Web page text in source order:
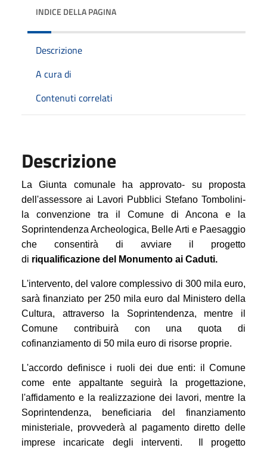
INDICE DELLA PAGINA
Descrizione
A cura di
Contenuti correlati
Descrizione
La Giunta comunale ha approvato- su proposta
dell'assessore ai Lavori Pubblici Stefano Tombolini-
la convenzione tra il Comune di Ancona e la
Soprintendenza Archeologica, Belle Arti e Paesaggio
che consentirà di avviare il progetto
di riqualificazione del Monumento ai Caduti.
L'intervento, del valore complessivo di 300 mila euro,
sarà finanziato per 250 mila euro dal Ministero della
Cultura, attraverso la Soprintendenza, mentre il
Comune contribuirà con una quota di
cofinanziamento di 50 mila euro di risorse proprie.
L'accordo definisce i ruoli dei due enti: il Comune
come ente appaltante seguirà la progettazione,
l'affidamento e la realizzazione dei lavori, mentre la
Soprintendenza, beneficiaria del finanziamento
ministeriale, provvederà al pagamento diretto delle
imprese incaricate degli interventi.
Il progetto